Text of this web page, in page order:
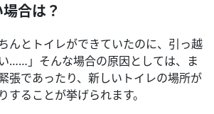
合は？
んとトイレができていたのに、引っ越
……」そんな場合の原因としては、ま
張であったり、新しいトイレの場所が
することが挙げられます。